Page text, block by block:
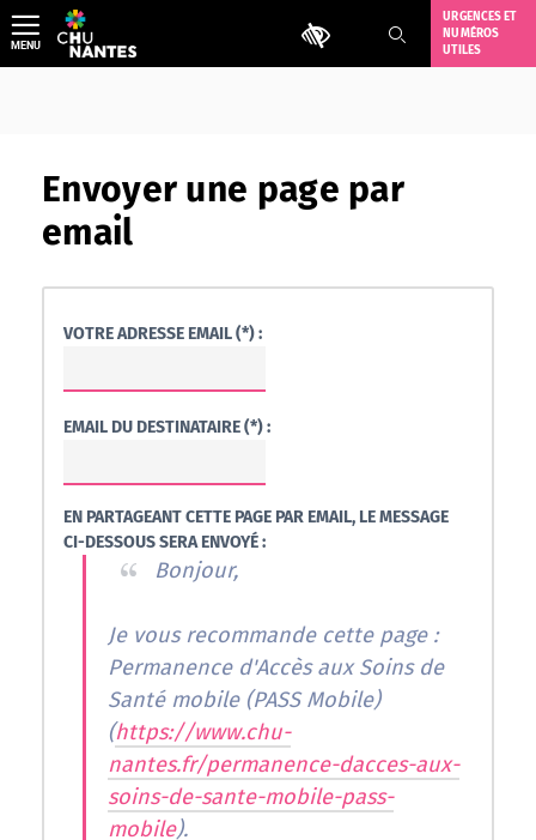
Aller
au
contenu
Outils d'accessibilité
URGENCES ET
NUMÉROS
UTILES
MENU
Envoyer une page par
email
VOTRE ADRESSE EMAIL (*) :
EMAIL DU DESTINATAIRE (*) :
EN PARTAGEANT CETTE PAGE PAR EMAIL, LE MESSAGE
CI-DESSOUS SERA ENVOYÉ :
Bonjour,
Je vous recommande cette page :
Permanence d'Accès aux Soins de
Santé mobile (PASS Mobile)
(https://www.chu-
nantes.fr/permanence-dacces-aux-
soins-de-sante-mobile-pass-
mobile).